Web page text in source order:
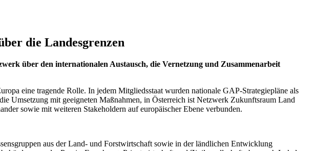
die Landesgrenzen
über den internationalen Austausch, die Vernetzung und Zusammenarbeit
eine tragende Rolle. In jedem Mitgliedsstaat wurden nationale GAP-Strategiepläne als
Umsetzung mit geeigneten Maßnahmen, in Österreich ist Netzwerk Zukunftsraum Land
sowie mit weiteren Stakeholdern auf europäischer Ebene verbunden.
aus der Land- und Forstwirtschaft sowie in der ländlichen Entwicklung